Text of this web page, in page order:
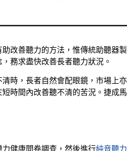
助改善聽力的方法，惟傳統助聽器
務求盡快改善長者聽力狀況。
時，長者自然會配眼鏡，市場
時間內改善聽不清的苦況。捷成
健康問卷調查，然後進行純音聽